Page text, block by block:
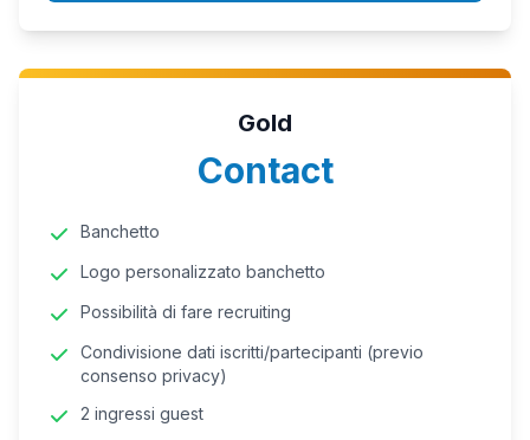
Gold
Contact
Banchetto
Logo personalizzato banchetto
Possibilità di fare recruiting
Condivisione dati iscritti/partecipanti (previo
consenso privacy)
2 ingressi guest